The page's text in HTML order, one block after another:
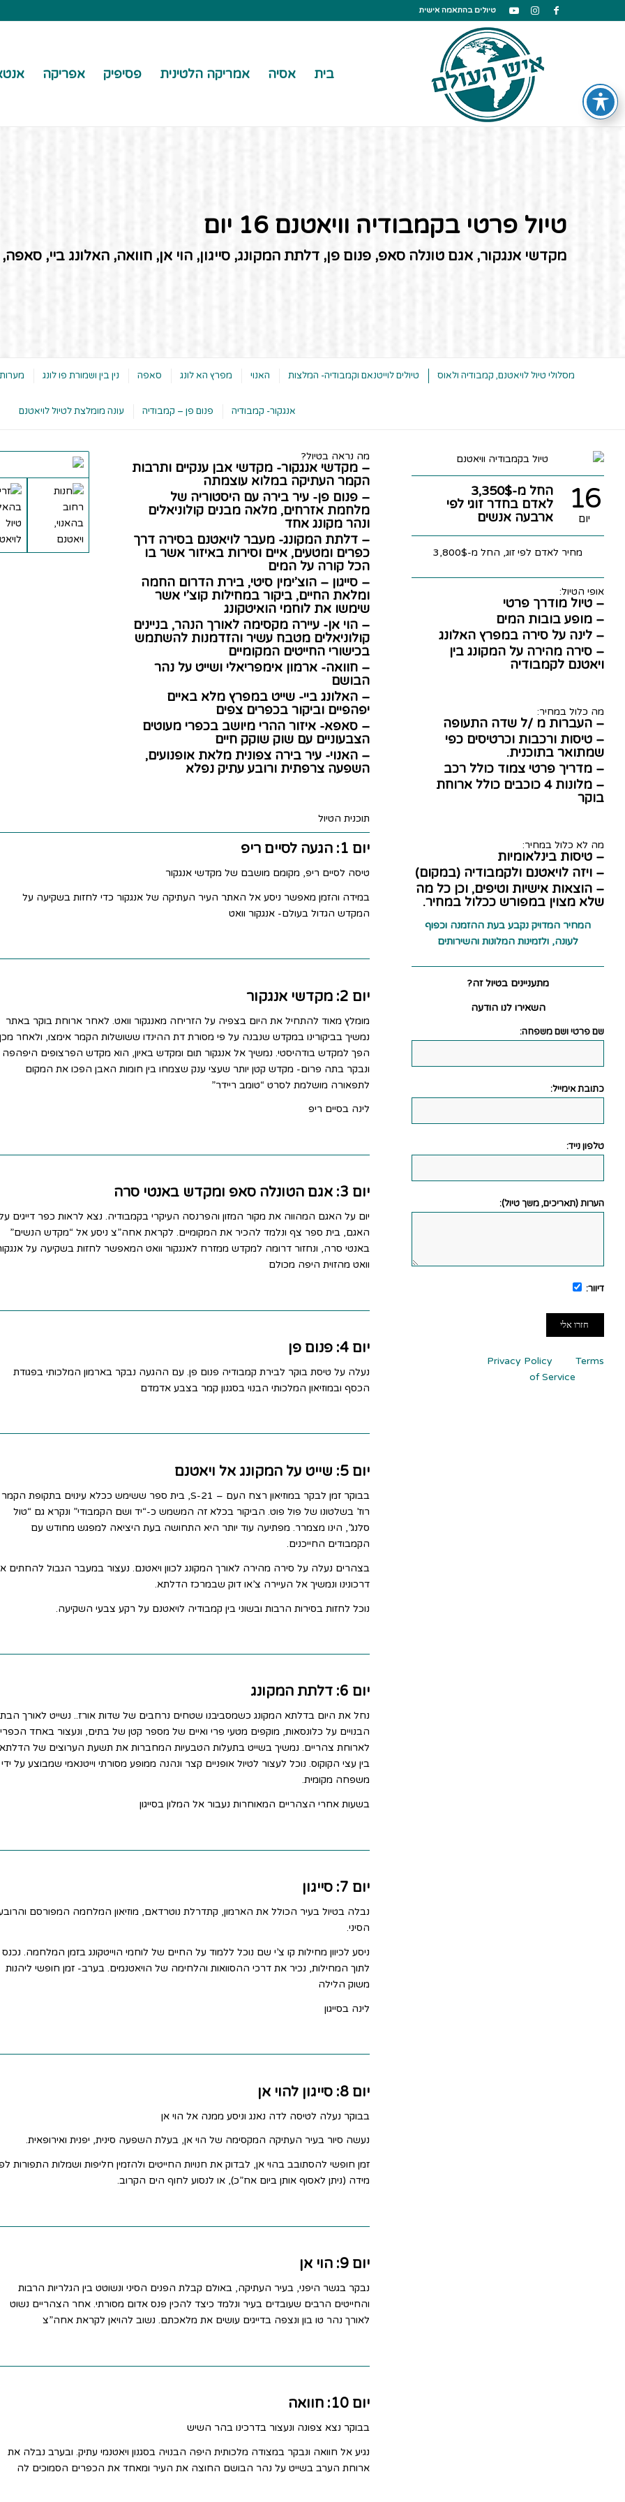
טיולים בהתאמה אישית
בית אסיה אמריקה הלטינית פסיפיק אפריקה
טיול פרטי בקמבודיה וויאטנם 16 יום
מקדשי אנגקור, אגם טונלה סאפ, פנום פן, דלתת המקונג, סייגון, הוי אן, חוואה, האלונג ביי, סאפה,
מסלולי טיול לויאטנם, קמבודיה ולאוס טיולים לוייטנאם וקמבודיה- המלצות האנוי מפרץ הא לונג סאפה נין בין ושמורת פו לונג
אנגקור- קמבודיה פנום פן – קמבודיה עונה מומלצת לטיול לויאטנם
16
יום
החל מ-3,350$
לאדם בחדר זוגי לפי
ארבעה אנשים
מחיר לאדם לפי זוג, החל מ-3,800$
אופי הטיול:
– טיול מודרך פרטי
– מופע בובות המים
– לינה על סירה במפרץ האלונג
– סירה מהירה על המקונג בין
ויאטנם לקמבודיה
מה כלול במחיר:
– העברות מ /ל שדה התעופה
– טיסות ורכבות וכרטיסים כפי
שמתואר בתוכנית.
– מדריך פרטי צמוד כולל רכב
– מלונות 4 כוכבים כולל ארוחת
בוקר
מה לא כלול במחיר:
– טיסות בינלאומיות
– ויזה לויאטנם ולקמבודיה (במקום)
– הוצאות אישיות וטיפים, וכן כל מה
שלא מצוין במפורש ככלול במחיר.
המחיר המדויק נקבע בעת ההזמנה וכפוף
לעונה, ולזמינות המלונות והשירותים
מתעניינים בטיול זה?
השאירו לנו הודעה
שם פרטי ושם משפחה:
כתובת אימייל:
טלפון נייד:
הערות (תאריכים, משך טיול):
דיוור:
Privacy Policy
Terms
of Service
מה נראה בטיול?
– מקדשי אנגקור- מקדשי אבן ענקיים ותרבות
הקמר העתיקה במלוא עוצמתה
– פנום פן- עיר בירה עם היסטוריה של
מלחמת אזרחים, מלאה מבנים קולוניאלים
ונהר מקונג אחד
– דלתת המקונג- מעבר לויאטנם בסירה דרך
כפרים ומטעים, איים וסירות באיזור אשר בו
הכל קורה על המים
– סייגון – הוצ’ימין סיטי, בירת הדרום החמה
ומלאת החיים, ביקור במחילות קוצ’י אשר
שימשו את לוחמי הואיטקונג
– הוי אן- עיירה מקסימה לאורך הנהר, בניינים
קולוניאלים מטבח עשיר והזדמנות להשתמש
בכישורי החייטים המקומיים
– חוואה- ארמון אימפריאלי ושייט על נהר
הבושם
– האלונג ביי- שייט במפרץ מלא באיים
יפהפיים וביקור בכפרים צפים
– סאפא- איזור ההרי מיושב בכפרי מעוטים
הצבעוניים עם שוק שוקק חיים
– האנוי- עיר בירה צפונית מלאת אופנועים,
השפעה צרפתית ורובע עתיק נפלא
תוכנית הטיול
יום 1: הגעה לסיים ריפ
טיסה לסיים ריפ, מקומם מושבם של מקדשי אנגקור
במידה והזמן מאפשר ניסע אל האתר העיר העתיקה של אנגקור כדי לחזות בשקיעה על
המקדש הגדול בעולם- אנגקור וואט
יום 2: מקדשי אנגקור
מומלץ מאוד להתחיל את היום בצפיה על הזריחה מאנגקור וואט. לאחר ארוחת בוקר באתר
נמשיך בביקורינו במקדש שנבנה על פי מסורת דת ההינדו ששושלות הקמר אימצו, ולאחר מכן
הפך למקדש בודהיסטי. נמשיך אל אנגקור תום ומקדש באיון, הוא מקדש הפרצופים היפהפה
ונבקר בתה פרום- מקדש קטן יותר שעצי ענק שצמחו בין חומות האבן הפכו את המקום
לתפאורה מושלמת לסרט “טומב ריידר”
לינה בסיים ריפ
יום 3: אגם הטונלה סאפ ומקדש באנטי סרה
יום על האגם המהווה את מקור המזון והפרנסה העיקרי בקמבודיה. נצא לראות כפר דייגים
האגם, בית ספר צף ונלמד להכיר את המקומיים. לקראת אחה”צ ניסע אל “מקדש הנשים”
באנטי סרה, ונחזור דרומה למקדש ממזרח לאנגקור וואט המאפשר לחזות בשקיעה על
וואט מהזוית היפה מכולם
יום 4: פנום פן
נעלה על טיסת בוקר לבירת קמבודיה פנום פן. עם ההגעה נבקר בארמון המלכותי בפגודת
הכסף ובמוזיאון המלכותי הבנוי בסגנון קמר בצבע אדמדם
יום 5: שייט על המקונג אל ויאטנם
בבוקר זמן לבקר במוזיאון רצח העם – S-21, בית ספר ששימש ככלא עינוים בתקופת הקמר
רוז’ בשלטונו של פול פוט. הביקור בכלא זה המשמש כ-“יד ושם הקמבודי” ונקרא גם “טול
סלנג”, הינו מצמרר. מפתיעה עוד יותר היא התחושה בעת היציאה למפגש מחודש עם
הקמבודים החייכנים.
בצהרים נעלה על סירה מהירה לאורך המקונג לכוון ויאטנם. נעצור במעבר הגבול להחתים
דרכונינו ונמשיך אל העיירה צ’או דוק שבמרכז הדלתא.
נוכל לחזות בסירות הרבות ובשוני בין קמבודיה לויאטנם על רקע צבעי השקיעה.
יום 6: דלתת המקונג
נחל את היום בדלתא המקונג כשמסביבנו שטחים נרחבים של שדות אורז.. נשייט לאורך
הבנויים על כלונסאות, מוקפים מטעי פרי ואיים של מספר קטן של בתים, ונעצור באחד
לארוחת צהריים. נמשיך בשייט בתעלות הטבעיות המחברות את תשעת הערוצים של הדלתא
בין עצי הקוקוס. נוכל לעצור לטיול אופניים קצר ונהנה ממופע מסורתי וייטנאמי שמבוצע על ידי
משפחה מקומית.
בשעות אחרי הצהריים המאוחרות נעבור אל המלון בסייגון
יום 7: סייגון
נבלה בטיול בעיר הכולל את הארמון, קתדרלת נוטרדאם, מוזיאון המלחמה המפורסם
הסיני.
ניסע לכיוון מחילות קו צ’י שם נוכל ללמוד על החיים של לוחמי הוייטקונג בזמן המלחמה. נכנס
לתוך המחילות, נכיר את דרכי ההסוואות והלחימה של הויאטנמים. בערב- זמן חופשי ליהנות
משוק הלילה
לינה בסייגון
יום 8: סייגון להוי אן
בבוקר נעלה לטיסה לדה נאנג וניסע ממנה אל הוי אן
נעשה סיור בעיר העתיקה המקסימה של הוי אן, בעלת השפעה סינית, יפנית ואירופאית.
זמן חופשי להסתובב בהוי אן, לבדוק את חנויות החייטים ולהזמין חליפות ושמלות התפורות
מידה (ניתן לאסוף אותן ביום אח”כ), או לנסוע לחוף הים הקרוב.
יום 9: הוי אן
נבקר בגשר היפני, בעיר העתיקה, באולם קבלת הפנים הסיני ונשוטט בין הגלריות הרבות
והחייטים הרבים שעובדים בעיר ונלמד כיצד להכין פנס אדום מסורתי. אחר הצהריים נשוט
לאורך נהר טו בון ונצפה בדייגים עושים את מלאכתם. נשוב להויאן לקראת אחה”צ
יום 10: חוואה
בבוקר נצא צפונה ונעצור בדרכינו בהר השיש
נגיע אל חוואה ונבקר במצודה מלכותית היפה הבנויה בסגנון ויאטנמי עתיק. ובערב נבלה את
ארוחת הערב בשייט על נהר הבושם החוצה את העיר ומאחד את הכפרים הסמוכים לה